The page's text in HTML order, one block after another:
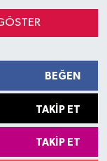
BEĞEN
TAKIP ET
TAKIP ET